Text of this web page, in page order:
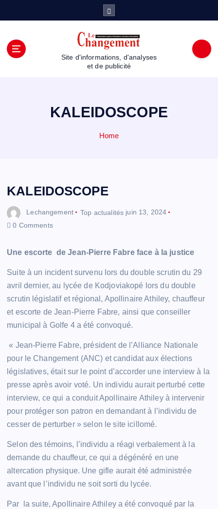
Site d'informations, d'analyses
et de publicité
KALEIDOSCOPE
Home
KALEIDOSCOPE
Lechangement Top actualités juin 13, 2024
0 Comments
Une escorte de Jean-Pierre Fabre face à la justice
Suite à un incident survenu lors du double scrutin du 29
avril dernier, au lycée de Kodjoviakopé lors du double
scrutin législatif et régional, Apollinaire Athiley, chauffeur
et escorte de Jean-Pierre Fabre, ainsi que conseiller
municipal à Golfe 4 a été convoqué.
« Jean-Pierre Fabre, président de l’Alliance Nationale
pour le Changement (ANC) et candidat aux élections
législatives, était sur le point d’accorder une interview à la
presse après avoir voté. Un individu aurait perturbé cette
interview, ce qui a conduit Apollinaire Athiley à intervenir
pour protéger son patron en demandant à l’individu de
cesser de perturber » selon le site icillomé.
Selon des témoins, l’individu a réagi verbalement à la
demande du chauffeur, ce qui a dégénéré en une
altercation physique. Une gifle aurait été administrée
avant que l’individu ne soit sorti du lycée.
Par la suite, Apollinaire Athiley a été convoqué par la